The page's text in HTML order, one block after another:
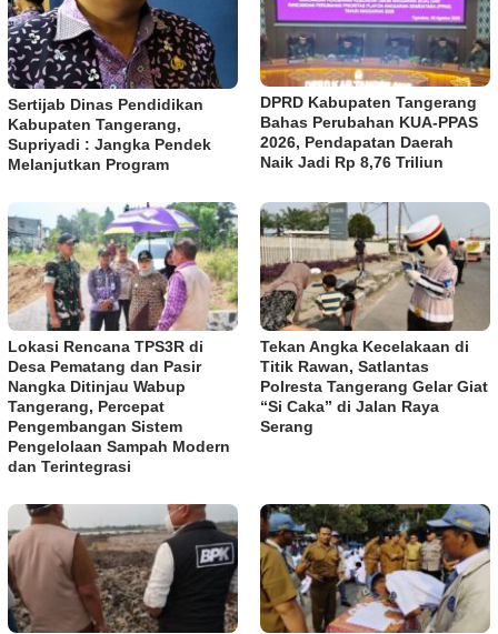
Sertijab Dinas Pendidikan
Kabupaten Tangerang,
Supriyadi : Jangka Pendek
Melanjutkan Program
DPRD Kabupaten Tangerang
Bahas Perubahan KUA-PPAS
2026, Pendapatan Daerah
Naik Jadi Rp 8,76 Triliun
Lokasi Rencana TPS3R di
Desa Pematang dan Pasir
Nangka Ditinjau Wabup
Tangerang, Percepat
Pengembangan Sistem
Pengelolaan Sampah Modern
dan Terintegrasi
Tekan Angka Kecelakaan di
Titik Rawan, Satlantas
Polresta Tangerang Gelar Giat
“Si Caka” di Jalan Raya
Serang